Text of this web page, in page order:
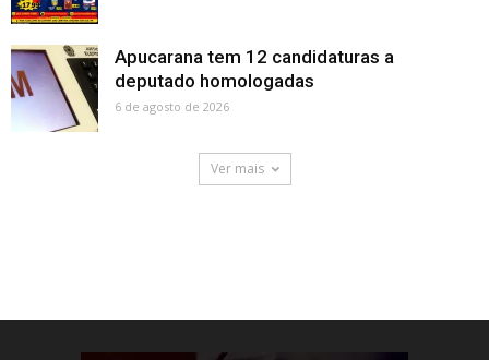
Apucarana tem 12 candidaturas a
deputado homologadas
6 de agosto de 2026
Ver mais